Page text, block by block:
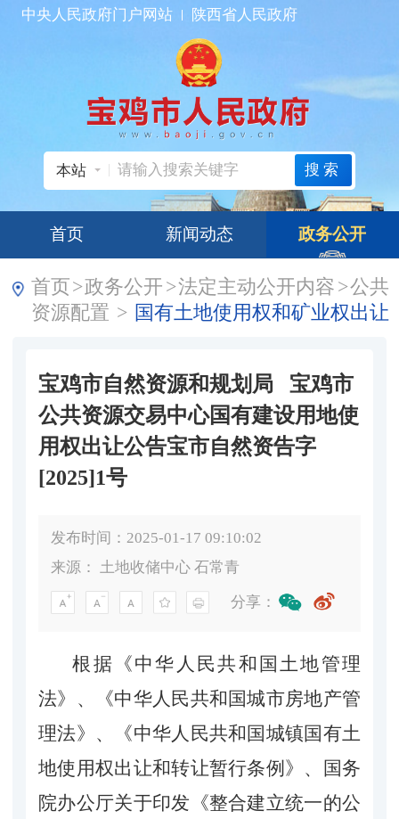
中央人民政府门户网站 陕西省人民政府
本站 搜索
首页 新闻动态 政务公开
首页>政务公开 >法定主动公开内容 >公共
资源配置 > 国有土地使用权和矿业权出让
宝鸡市自然资源和规划局 宝鸡市
公共资源交易中心国有建设用地使
用权出让公告宝市自然资告字
[2025]1号
发布时间：2025-01-17 09:10:02
来源： 土地收储中心 石常青
分享：
根据《中华人民共和国土地管理
法》、《中华人民共和国城市房地产管
理法》、《中华人民共和国城镇国有土
地使用权出让和转让暂行条例》、国务
院办公厅关于印发《整合建立统一的公